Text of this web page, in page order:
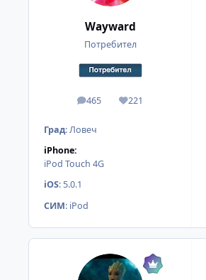
Wayward
Потребител
465
мнения 221
Reputation
Град:Ловеч
iPhone:
iPod Touch 4G
iOS: 5.0.1
СИМ: iPod